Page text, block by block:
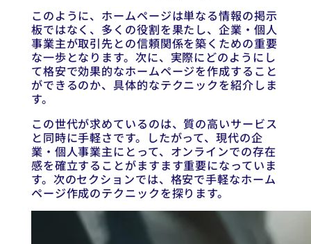
このように、ホームページは単なる情報の掲示
板ではなく、多くの役割を果たし、企業・個人
事業主が取引先との信頼関係を築くための重要
な一歩となります。次に、実際にどのようにし
て格安で効果的なホームページを作成すること
ができるのか、具体的なテクニックを紹介しま
す。
この世代が求めているのは、質の高いサービス
と同時に手軽さです。したがって、現代の企
業・個人事業主にとって、オンラインでの存在
感を確立することがますます重要になっていま
す。次のセクションでは、格安で手軽なホーム
ページ作成のテクニックを探ります。